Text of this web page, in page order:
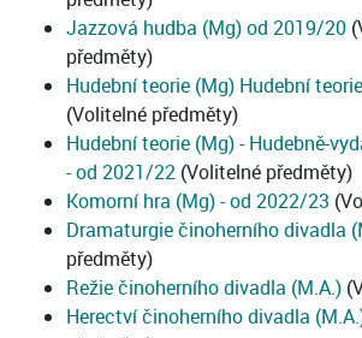
Jazzová hudba (Mg) od 2019/20
předměty)
Hudební teorie (Mg) Hudební
(Volitelné předměty)
Hudební teorie (Mg) - Hudebně-
- od 2021/22 (Volitelné předměty)
Komorní hra (Mg) - od 2022/23
Dramaturgie činoherního divadla
předměty)
Režie činoherního divadla (M.A.)
Herectví činoherního divadla